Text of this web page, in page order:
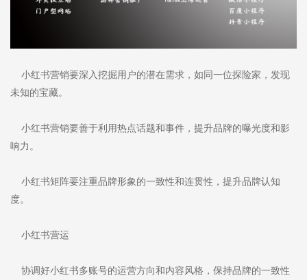
小红书营销要深入挖掘用户的潜在需求，如同一位探险家，发现
未知的宝藏。
小红书营销要善于利用热点话题和事件，提升品牌的曝光度和影
响力。
小红书矩阵要注重品牌形象的一致性和连贯性，提升品牌认知
度。
小红书营运
协调好小红书多账号的运营方向和内容风格，保持品牌的一致性